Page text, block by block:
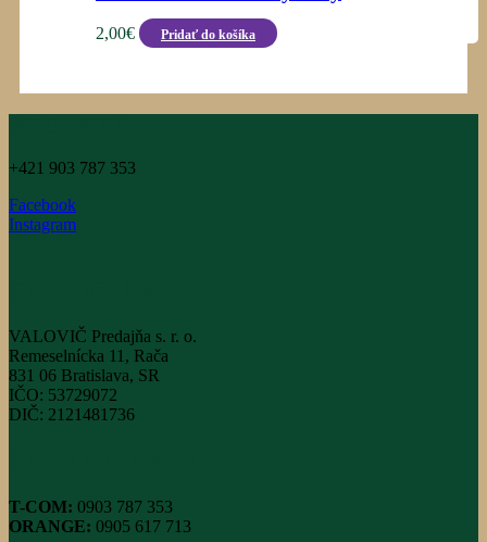
2,00€ Pridať do košíka
+421 903 787 353
Facebook
Instagram
VALOVIČ Predajňa s. r. o.
Remeselnícka 11, Rača
831 06 Bratislava, SR
IČO: 53729072
DIČ: 2121481736
T-COM: 0903 787 353
ORANGE: 0905 617 713